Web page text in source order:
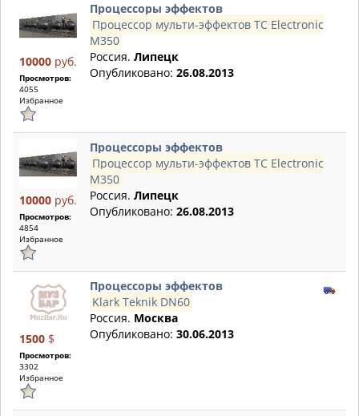
10000 руб.
Просмотров:
4055
Избранное
Процессоры эффектов
Процессор мульти-эффектов TC Electronic
M350
Россия. Липецк
Опубликовано: 26.08.2013
10000 руб.
Просмотров:
4854
Избранное
Процессоры эффектов
Процессор мульти-эффектов TC Electronic
M350
Россия. Липецк
Опубликовано: 26.08.2013
1500 $
Просмотров:
3302
Избранное
Процессоры эффектов
Klark Teknik DN60
Россия. Москва
Опубликовано: 30.06.2013